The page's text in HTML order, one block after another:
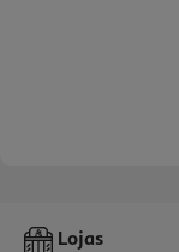
Auto Bronzeador
Lojas